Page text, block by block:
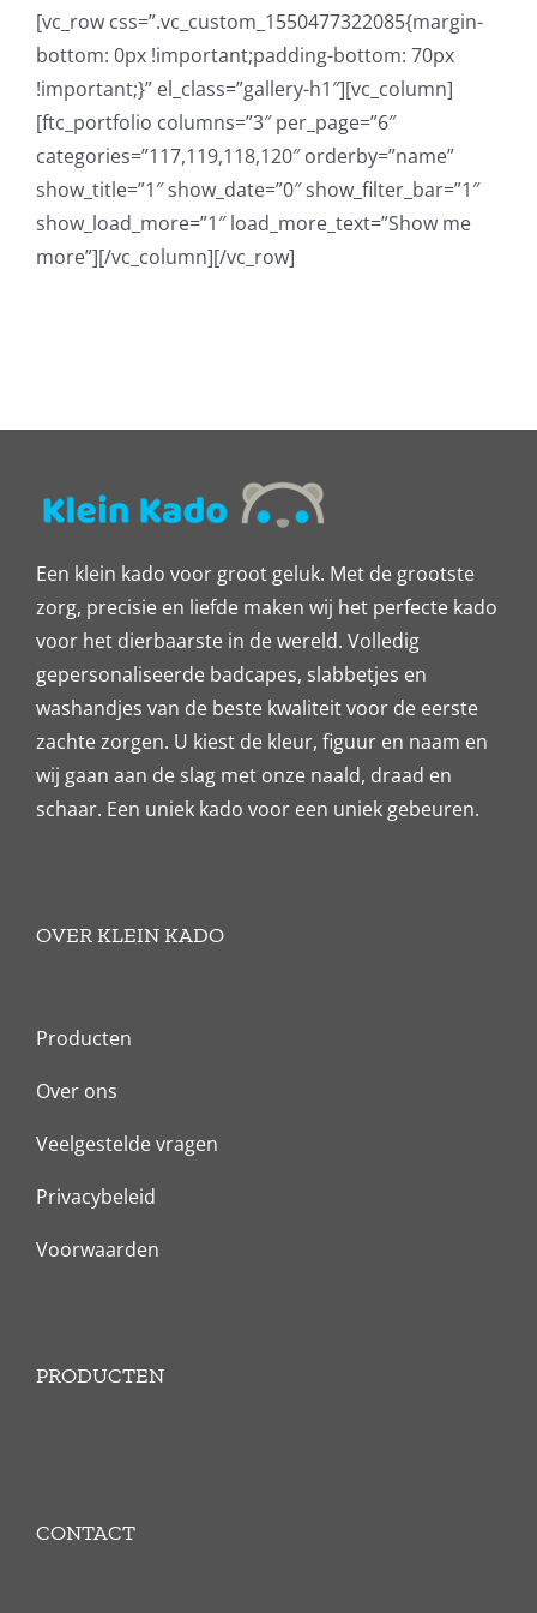
[vc_row css=”.vc_custom_1550477322085{margin-
bottom: 0px !important;padding-bottom: 70px
!important;}” el_class=”gallery-h1″][vc_column]
[ftc_portfolio columns=”3″ per_page=”6″
categories=”117,119,118,120″ orderby=”name”
show_title=”1″ show_date=”0″ show_filter_bar=”1″
show_load_more=”1″ load_more_text=”Show me
more”][/vc_column][/vc_row]
Een klein kado voor groot geluk. Met de grootste
zorg, precisie en liefde maken wij het perfecte kado
voor het dierbaarste in de wereld. Volledig
gepersonaliseerde badcapes, slabbetjes en
washandjes van de beste kwaliteit voor de eerste
zachte zorgen. U kiest de kleur, figuur en naam en
wij gaan aan de slag met onze naald, draad en
schaar. Een uniek kado voor een uniek gebeuren.
OVER KLEIN KADO
Producten
Over ons
Veelgestelde vragen
Privacybeleid
Voorwaarden
PRODUCTEN
CONTACT